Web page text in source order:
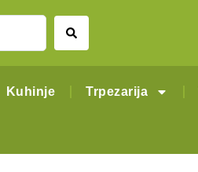
Kuhinje Trpezarija